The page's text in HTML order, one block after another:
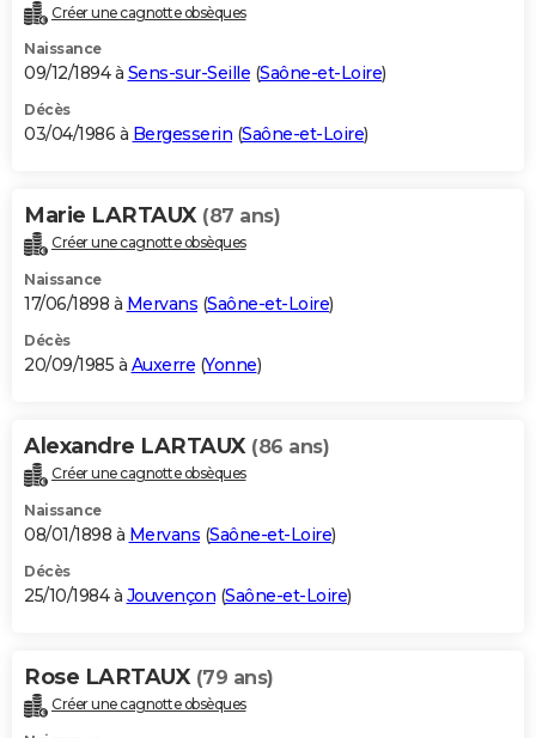
Créer une cagnotte obsèques
Naissance
09/12/1894 à Sens-sur-Seille (Saône-et-Loire)
Décès
03/04/1986 à Bergesserin (Saône-et-Loire)
Marie LARTAUX (87 ans)
Créer une cagnotte obsèques
Naissance
17/06/1898 à Mervans (Saône-et-Loire)
Décès
20/09/1985 à Auxerre (Yonne)
Alexandre LARTAUX (86 ans)
Créer une cagnotte obsèques
Naissance
08/01/1898 à Mervans (Saône-et-Loire)
Décès
25/10/1984 à Jouvençon (Saône-et-Loire)
Rose LARTAUX (79 ans)
Créer une cagnotte obsèques